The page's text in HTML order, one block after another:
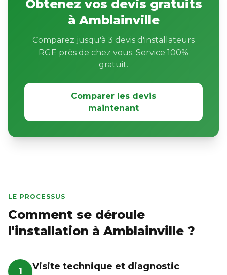
Obtenez vos devis gratuits
à Amblainville
Comparez jusqu'à 3 devis d'installateurs
RGE près de chez vous. Service 100%
gratuit.
Comparer les devis
maintenant
LE PROCESSUS
Comment se déroule
l'installation à Amblainville ?
1 Visite technique et diagnostic